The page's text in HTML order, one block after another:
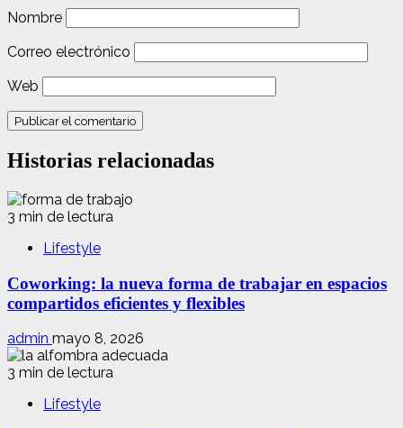
Nombre
Correo electrónico
Web
Historias relacionadas
3 min de lectura
Lifestyle
Coworking: la nueva forma de trabajar en espacios
compartidos eficientes y flexibles
admin mayo 8, 2026
3 min de lectura
Lifestyle